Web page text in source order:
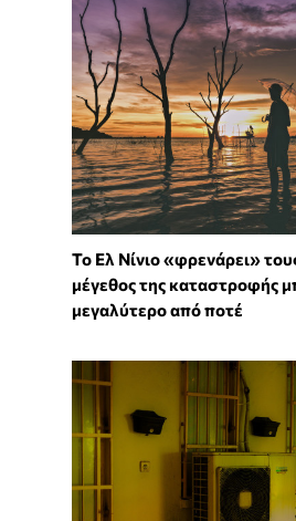
Το Ελ Νίνιο «φρενάρει»
μέγεθος της καταστροφής
μεγαλύτερο από ποτέ